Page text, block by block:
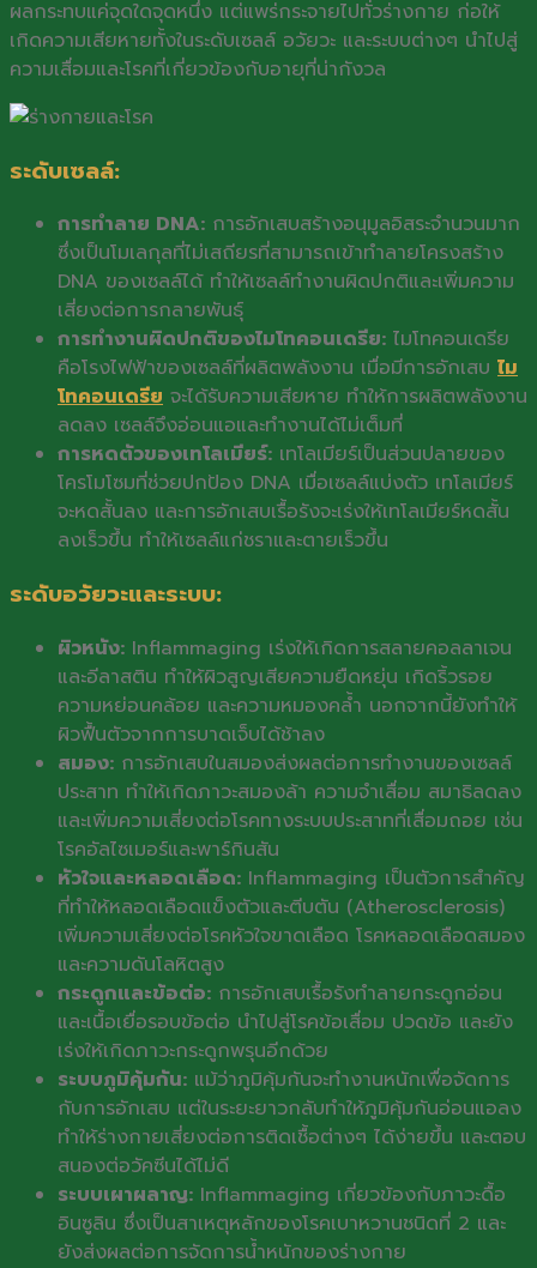
ผลกระทบแค่จุดใดจุดหนึ่ง แต่แพร่กระจายไปทั่วร่างกาย ก่อให้
เกิดความเสียหายทั้งในระดับเซลล์ อวัยวะ และระบบต่างๆ นำไปสู่
ความเสื่อมและโรคที่เกี่ยวข้องกับอายุที่น่ากังวล
ระดับเซลล์:
การทำลาย DNA: การอักเสบสร้างอนุมูลอิสระจำนวนมาก
ซึ่งเป็นโมเลกุลที่ไม่เสถียรที่สามารถเข้าทำลายโครงสร้าง
DNA ของเซลล์ได้ ทำให้เซลล์ทำงานผิดปกติและเพิ่มความ
เสี่ยงต่อการกลายพันธุ์
การทำงานผิดปกติของไมโทคอนเดรีย: ไมโทคอนเดรีย
คือโรงไฟฟ้าของเซลล์ที่ผลิตพลังงาน เมื่อมีการอักเสบ ไม
โทคอนเดรีย จะได้รับความเสียหาย ทำให้การผลิตพลังงาน
ลดลง เซลล์จึงอ่อนแอและทำงานได้ไม่เต็มที่
การหดตัวของเทโลเมียร์: เทโลเมียร์เป็นส่วนปลายของ
โครโมโซมที่ช่วยปกป้อง DNA เมื่อเซลล์แบ่งตัว เทโลเมียร์
จะหดสั้นลง และการอักเสบเรื้อรังจะเร่งให้เทโลเมียร์หดสั้น
ลงเร็วขึ้น ทำให้เซลล์แก่ชราและตายเร็วขึ้น
ระดับอวัยวะและระบบ:
ผิวหนัง: Inflammaging เร่งให้เกิดการสลายคอลลาเจน
และอีลาสติน ทำให้ผิวสูญเสียความยืดหยุ่น เกิดริ้วรอย
ความหย่อนคล้อย และความหมองคล้ำ นอกจากนี้ยังทำให้
ผิวฟื้นตัวจากการบาดเจ็บได้ช้าลง
สมอง: การอักเสบในสมองส่งผลต่อการทำงานของเซลล์
ประสาท ทำให้เกิดภาวะสมองล้า ความจำเสื่อม สมาธิลดลง
และเพิ่มความเสี่ยงต่อโรคทางระบบประสาทที่เสื่อมถอย เช่น
โรคอัลไซเมอร์และพาร์กินสัน
หัวใจและหลอดเลือด: Inflammaging เป็นตัวการสำคัญ
ที่ทำให้หลอดเลือดแข็งตัวและตีบตัน (Atherosclerosis)
เพิ่มความเสี่ยงต่อโรคหัวใจขาดเลือด โรคหลอดเลือดสมอง
และความดันโลหิตสูง
กระดูกและข้อต่อ: การอักเสบเรื้อรังทำลายกระดูกอ่อน
และเนื้อเยื่อรอบข้อต่อ นำไปสู่โรคข้อเสื่อม ปวดข้อ และยัง
เร่งให้เกิดภาวะกระดูกพรุนอีกด้วย
ระบบภูมิคุ้มกัน: แม้ว่าภูมิคุ้มกันจะทำงานหนักเพื่อจัดการ
กับการอักเสบ แต่ในระยะยาวกลับทำให้ภูมิคุ้มกันอ่อนแอลง
ทำให้ร่างกายเสี่ยงต่อการติดเชื้อต่างๆ ได้ง่ายขึ้น และตอบ
สนองต่อวัคซีนได้ไม่ดี
ระบบเผาผลาญ: Inflammaging เกี่ยวข้องกับภาวะดื้อ
อินซูลิน ซึ่งเป็นสาเหตุหลักของโรคเบาหวานชนิดที่ 2 และ
ยังส่งผลต่อการจัดการน้ำหนักของร่างกาย